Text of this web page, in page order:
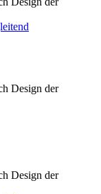
Design der
Design der